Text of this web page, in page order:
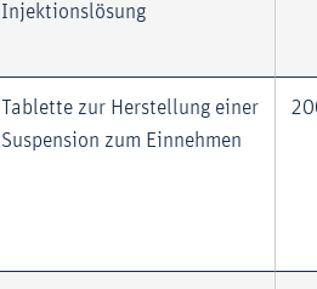
Injektionslösung
Tablette zur Herstellung einer
Suspension zum Einnehmen